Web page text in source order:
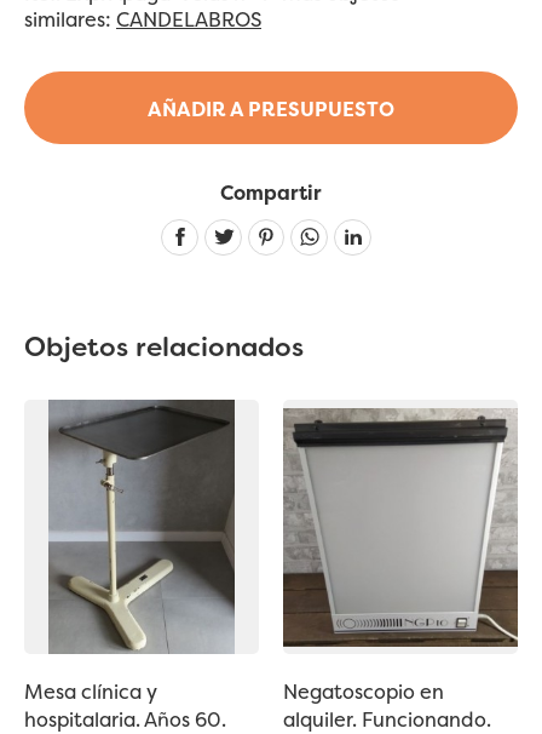
AÑADIR A PRESUPUESTO
similares: CANDELABROS
Compartir
Linkedin
Objetos relacionados
Mesa clínica y
hospitalaria. Años 60.
Negatoscopio en
alquiler. Funcionando.